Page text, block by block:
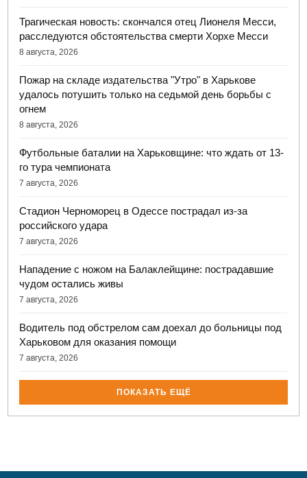
Трагическая новость: скончался отец Лионеля Месси,
расследуются обстоятельства смерти Хорхе Месси
8 августа, 2026
Пожар на складе издательства "Утро" в Харькове
удалось потушить только на седьмой день борьбы с
огнем
8 августа, 2026
Футбольные баталии на Харьковщине: что ждать от 13-
го тура чемпионата
7 августа, 2026
Стадион Черноморец в Одессе пострадал из-за
российского удара
7 августа, 2026
Нападение с ножом на Балаклейщине: пострадавшие
чудом остались живы
7 августа, 2026
Водитель под обстрелом сам доехал до больницы под
Харьковом для оказания помощи
7 августа, 2026
ПОКАЗАТЬ ЕЩЁ